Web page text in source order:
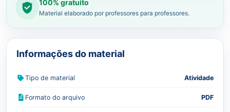
100% gratuito
Material elaborado por professores para professores.
Informações do material
Tipo de material Atividade
Formato do arquivo PDF